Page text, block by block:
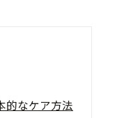
的なケア方法